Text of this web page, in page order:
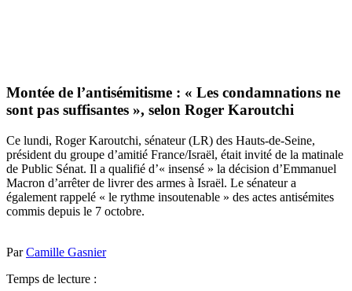
Montée de l’antisémitisme : « Les condamnations ne
sont pas suffisantes », selon Roger Karoutchi
Ce lundi, Roger Karoutchi, sénateur (LR) des Hauts-de-Seine,
président du groupe d’amitié France/Israël, était invité de la matinale
de Public Sénat. Il a qualifié d’« insensé » la décision d’Emmanuel
Macron d’arrêter de livrer des armes à Israël. Le sénateur a
également rappelé « le rythme insoutenable » des actes antisémites
commis depuis le 7 octobre.
ParCamille Gasnier
Temps de lecture :